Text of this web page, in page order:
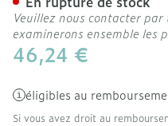
46,24 €
éligibles au
Si vous avez droit au
Veuillez nous contacter
examinerons ensemble les